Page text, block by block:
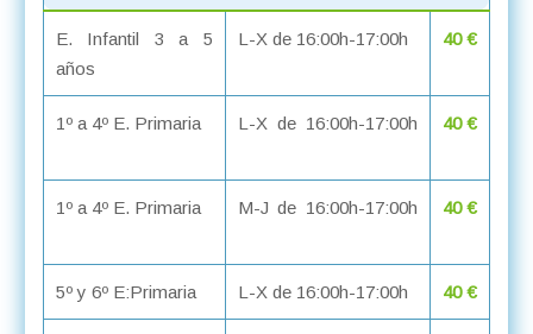
E. Infantil 3 a 5
años
L-X de 16:00h-17:00h 40 €
1º a 4º E. Primaria L-X de 16:00h-17:00h 40 €
1º a 4º E. Primaria M-J de 16:00h-17:00h 40 €
5º y 6º E:Primaria L-X de 16:00h-17:00h 40 €